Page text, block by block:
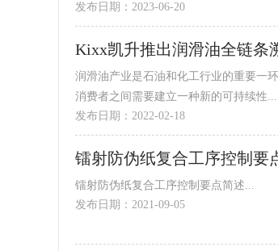
发布日期：2023-06-20
Kixx凯升推出润滑油全链条
润滑油产业是石油和化工行业的重要一
消费者之间需要建立一种新的可持续性...
发布日期：2022-02-18
镭射防伪纸复合工序控制要
镭射防伪纸复合工序控制要点简述...
发布日期：2021-09-05